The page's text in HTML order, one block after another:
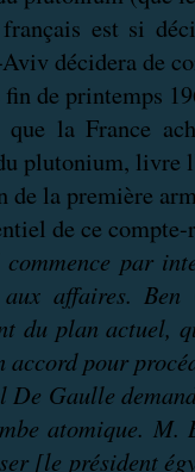
est si
décidera de
fin de printemps
que la France
plutonium, livre
de la première
de ce
par
affaires. Ben
du plan actuel,
accord pour
De Gaulle
atomique. M.
[le président